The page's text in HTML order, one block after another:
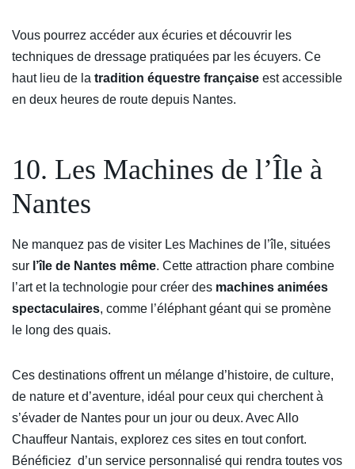
Vous pourrez accéder aux écuries et découvrir les
techniques de dressage pratiquées par les écuyers. Ce
haut lieu de la tradition équestre française est accessible
en deux heures de route depuis Nantes.
10. Les Machines de l’Île à
Nantes
Ne manquez pas de visiter Les Machines de l’île, situées
sur l’île de Nantes même. Cette attraction phare combine
l’art et la technologie pour créer des machines animées
spectaculaires, comme l’éléphant géant qui se promène
le long des quais.
Ces destinations offrent un mélange d’histoire, de culture,
de nature et d’aventure, idéal pour ceux qui cherchent à
s’évader de Nantes pour un jour ou deux. Avec Allo
Chauffeur Nantais, explorez ces sites en tout confort.
Bénéficiez d’un service personnalisé qui rendra toutes vos